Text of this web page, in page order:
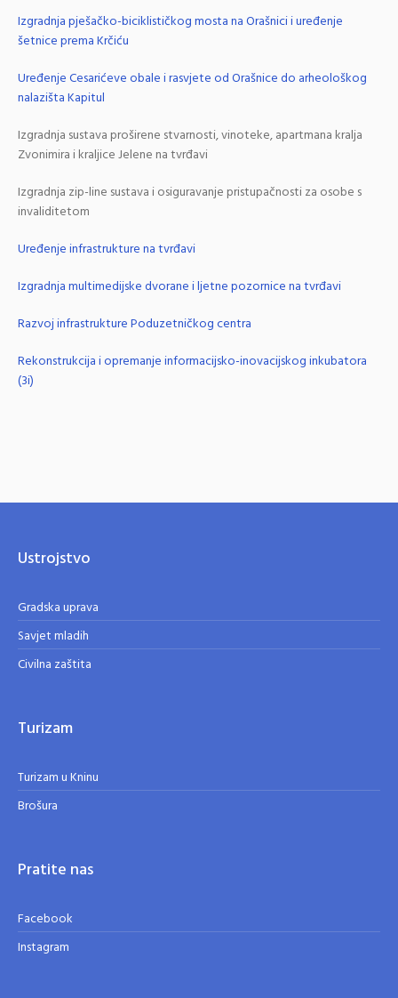
Izgradnja pješačko-biciklističkog mosta na Orašnici i uređenje
šetnice prema Krčiću
Uređenje Cesarićeve obale i rasvjete od Orašnice do arheološkog
nalazišta Kapitul
Izgradnja sustava proširene stvarnosti, vinoteke, apartmana kralja
Zvonimira i kraljice Jelene na tvrđavi
Izgradnja zip-line sustava i osiguravanje pristupačnosti za osobe s
invaliditetom
Uređenje infrastrukture na tvrđavi
Izgradnja multimedijske dvorane i ljetne pozornice na tvrđavi
Razvoj infrastrukture Poduzetničkog centra
Rekonstrukcija i opremanje informacijsko-inovacijskog inkubatora
(3i)
Ustrojstvo
Gradska uprava
Savjet mladih
Civilna zaštita
Turizam
Turizam u Kninu
Brošura
Pratite nas
Facebook
Instagram